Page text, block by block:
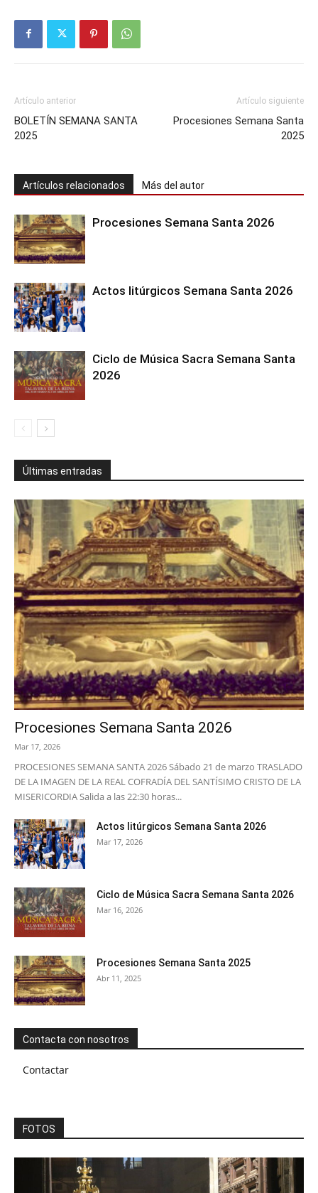
Artículo anterior
BOLETÍN SEMANA SANTA
2025
Artículo siguiente
Procesiones Semana Santa
2025
Artículos relacionados Más del autor
Procesiones Semana Santa 2026
Actos litúrgicos Semana Santa 2026
Ciclo de Música Sacra Semana Santa
2026
Últimas entradas
Procesiones Semana Santa 2026
Mar 17, 2026
PROCESIONES SEMANA SANTA 2026 Sábado 21 de marzo TRASLADO
DE LA IMAGEN DE LA REAL COFRADÍA DEL SANTÍSIMO CRISTO DE LA
MISERICORDIA Salida a las 22:30 horas...
Actos litúrgicos Semana Santa 2026
Mar 17, 2026
Ciclo de Música Sacra Semana Santa 2026
Mar 16, 2026
Procesiones Semana Santa 2025
Abr 11, 2025
Contacta con nosotros
Contactar
FOTOS